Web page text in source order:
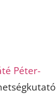
Péter-